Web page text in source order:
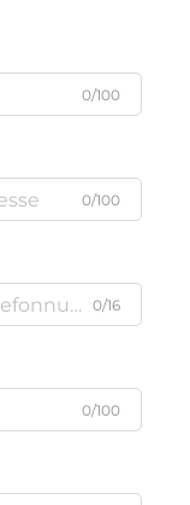
0/100
0/100
0/16
0/100